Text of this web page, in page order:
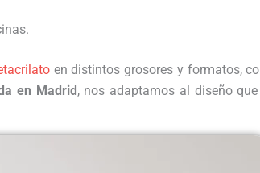
en distintos grosores y formatos,
en Madrid , nos adaptamos al diseño que